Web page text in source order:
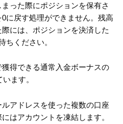
った際にポジションを保有さ
に戻す処理ができません。残高
には、ポジションを決済した
ちください。
得できる通常入金ボーナスの
ます。
アドレスを使った複数の口座
はアカウントを凍結します。